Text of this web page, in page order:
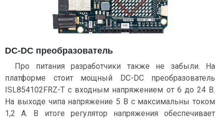
DC-DC преобразователь
Про питания разработчики также не забыли. На
платформе стоит мощный DC-DC преобразователь
ISL854102FRZ-T с входным напряжением от 6 до 24 В.
На выходе чипа напряжение 5 В с максимальны током
1,2 А. В итоге регулятор напряжения обеспечивает